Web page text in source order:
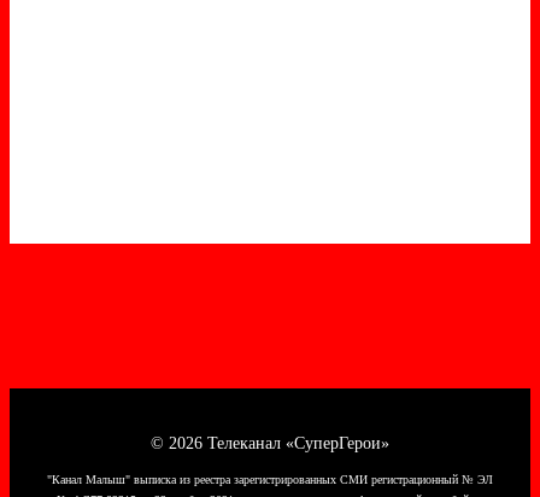
© 2026 Телеканал «СуперГерои»
"Канал Малыш" выписка из реестра зарегистрированных СМИ регистрационный № ЭЛ